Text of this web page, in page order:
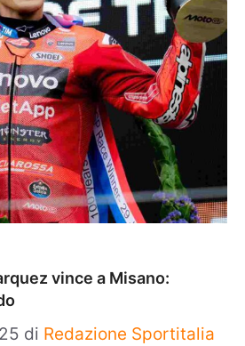
vince a Misano:
di Redazione Sportitalia